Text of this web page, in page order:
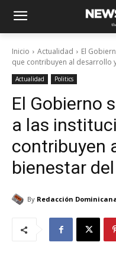
Inicio Actualidad
El
que contribuyen al desarrollo
Actualidad Politics
El Gobierno
a las
contribuyen
bienestar
By Redacción